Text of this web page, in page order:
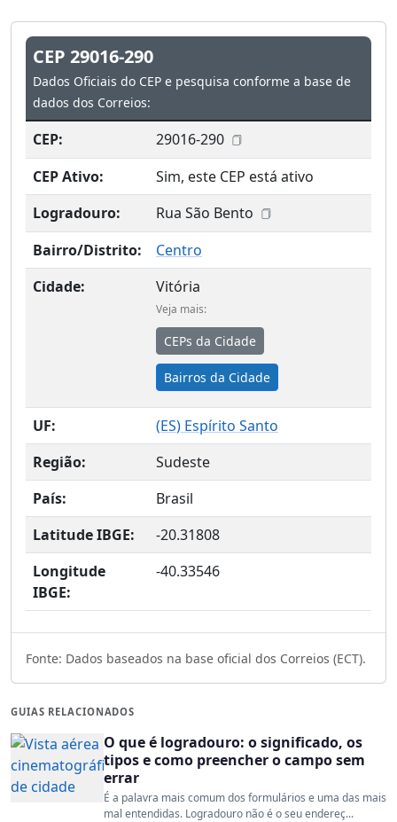
CEP 29016-290
Dados Oficiais do CEP e pesquisa conforme a base de
dados dos Correios:
CEP:
29016-290
CEP Ativo:
Sim, este CEP está ativo
Logradouro:
Rua São Bento
Bairro/Distrito:
Centro
Cidade:
Vitória
Veja mais:
CEPs da Cidade
Bairros da Cidade
UF: (ES) Espírito Santo
Região:
Sudeste
País:
Brasil
Latitude IBGE:
-20.31808
Longitude
IBGE:
-40.33546
Fonte: Dados baseados na base oficial dos Correios (ECT).
GUIAS RELACIONADOS
O que é logradouro: o significado, os
tipos e como preencher o campo sem
errar
É a palavra mais comum dos formulários e uma das mais
mal entendidas. Logradouro não é o seu endereç...